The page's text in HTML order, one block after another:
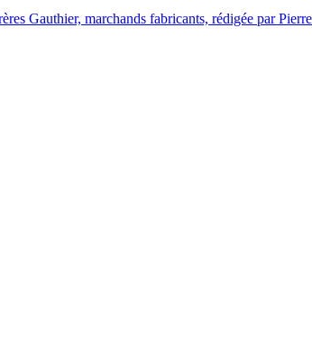
Gauthier, marchands fabricants, rédigée par